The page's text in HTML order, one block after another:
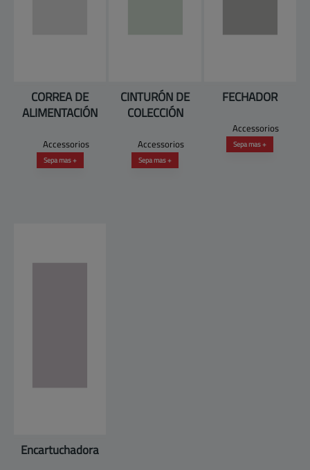
CORREA DE
ALIMENTACIÓN
Accessorios
Sepa mas +
CINTURÓN DE
COLECCIÓN
Accessorios
Sepa mas +
FECHADOR
Accessorios
Sepa mas +
Encartuchadora